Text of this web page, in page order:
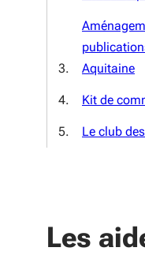
Aquitaine
Kit de
Le club
Les